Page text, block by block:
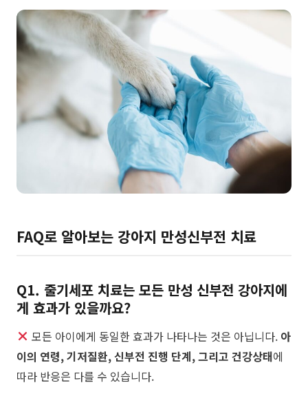
FAQ로 알아보는 강아지 만성신부전 치료
Q1. 줄기세포 치료는 모든 만성 신부전 강아지에
게 효과가 있을까요?
모든 아이에게 동일한 효과가 나타나는 것은 아닙니다. 아
이의 연령, 기저질환, 신부전 진행 단계, 그리고 건강상태에
따라 반응은 다를 수 있습니다.